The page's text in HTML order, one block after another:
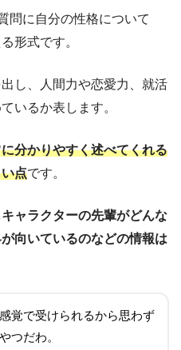
問に自分の性格について
形式です。
し、人間力や恋愛力、就活
いるか表します。
分かりやすく述べてくれる
点です。
キャラクターの先輩がどんな
向いているのなどの情報は
覚で受けられるから思わず
つだわ。